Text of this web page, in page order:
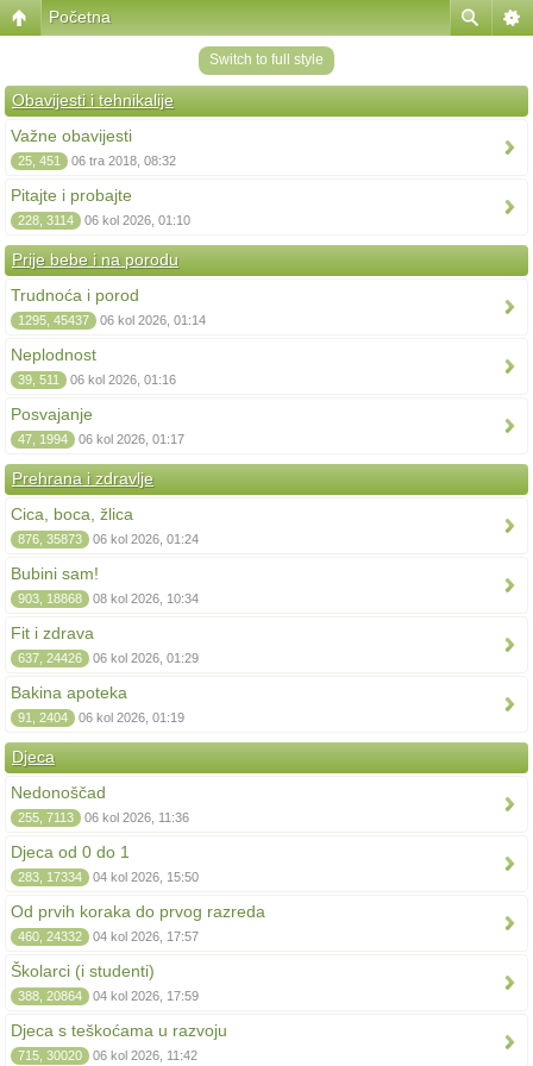
Početna
Switch to full style
Obavijesti i tehnikalije
Važne obavijesti
25, 451 06 tra 2018, 08:32
Pitajte i probajte
228, 3114 06 kol 2026, 01:10
Prije bebe i na porodu
Trudnoća i porod
1295, 45437 06 kol 2026, 01:14
Neplodnost
39, 511 06 kol 2026, 01:16
Posvajanje
47, 1994 06 kol 2026, 01:17
Prehrana i zdravlje
Cica, boca, žlica
876, 35873 06 kol 2026, 01:24
Bubini sam!
903, 18868 08 kol 2026, 10:34
Fit i zdrava
637, 24426 06 kol 2026, 01:29
Bakina apoteka
91, 2404 06 kol 2026, 01:19
Djeca
Nedonoščad
255, 7113 06 kol 2026, 11:36
Djeca od 0 do 1
283, 17334 04 kol 2026, 15:50
Od prvih koraka do prvog razreda
460, 24332 04 kol 2026, 17:57
Školarci (i studenti)
388, 20864 04 kol 2026, 17:59
Djeca s teškoćama u razvoju
715, 30020 06 kol 2026, 11:42